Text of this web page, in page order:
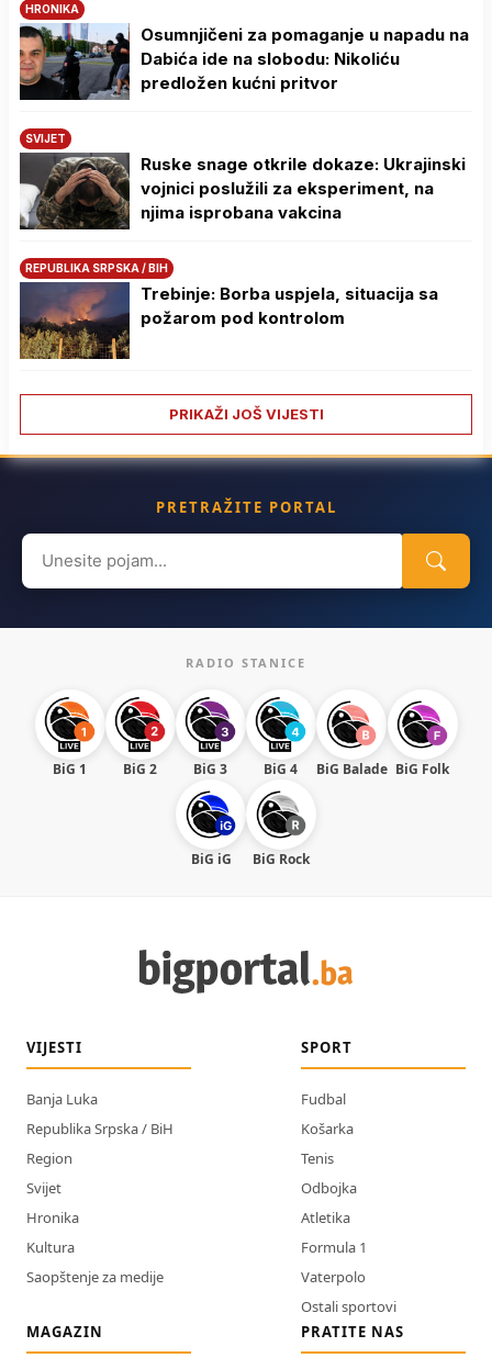
HRONIKA
Osumnjičeni za pomaganje u napadu na
Dabića ide na slobodu: Nikoliću
predložen kućni pritvor
SVIJET
Ruske snage otkrile dokaze: Ukrajinski
vojnici poslužili za eksperiment, na
njima isprobana vakcina
REPUBLIKA SRPSKA / BIH
Trebinje: Borba uspjela, situacija sa
požarom pod kontrolom
PRIKAŽI JOŠ VIJESTI
PRETRAŽITE PORTAL
Search
for:
RADIO STANICE
BiG 1 BiG 2 BiG 3 BiG 4 BiG Balade BiG Folk
BiG iG BiG Rock
VIJESTI
Banja Luka
Republika Srpska / BiH
Region
Svijet
Hronika
Kultura
Saopštenje za medije
SPORT
Fudbal
Košarka
Tenis
Odbojka
Atletika
Formula 1
Vaterpolo
Ostali sportovi
MAGAZIN
PRATITE NAS